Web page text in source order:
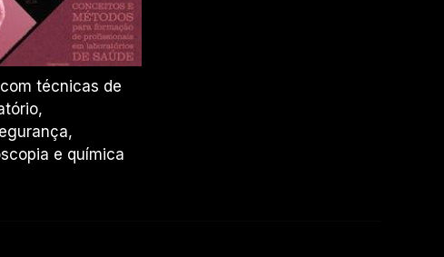
técnicas de
e química